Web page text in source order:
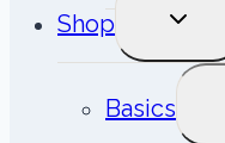
Shop
MENU
Basics